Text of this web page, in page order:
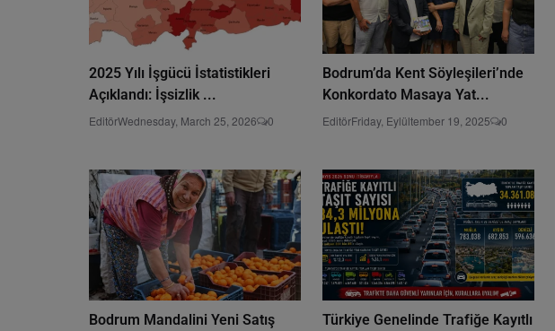
2025 Yılı İşgücü İstatistikleri
Açıklandı: İşsizlik ...
EditörWednesday, March 25, 2026 0
Bodrum’da Kent Söyleşileri’nde
Konkordato Masaya Yat...
EditörFriday, Eylültember 19, 2025 0
Bodrum Mandalini Yeni Satış
Türkiye Genelinde Trafiğe Kayıtlı